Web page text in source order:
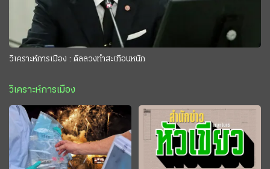
วิเคราะห์การเมือง : ดีลลวงทำสะเทือนหนัก
วิเคราะห์การเมือง